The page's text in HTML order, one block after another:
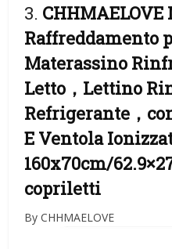
3.
Raffreddamento
Materassino
Letto，Lettino
Refrigerante，
E Ventola
160x70cm/
copriletti
By CHHMAELOVE